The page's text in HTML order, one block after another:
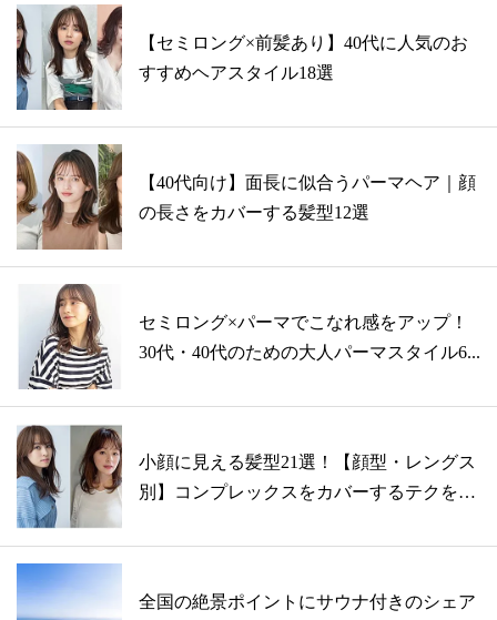
【セミロング×前髪あり】40代に人気のお
すすめヘアスタイル18選
【40代向け】面長に似合うパーマヘア｜顔
の長さをカバーする髪型12選
セミロング×パーマでこなれ感をアップ！
30代・40代のための大人パーマスタイル6...
小顔に見える髪型21選！【顔型・レングス
別】コンプレックスをカバーするテクを伝
全国の絶景ポイントにサウナ付きのシェア